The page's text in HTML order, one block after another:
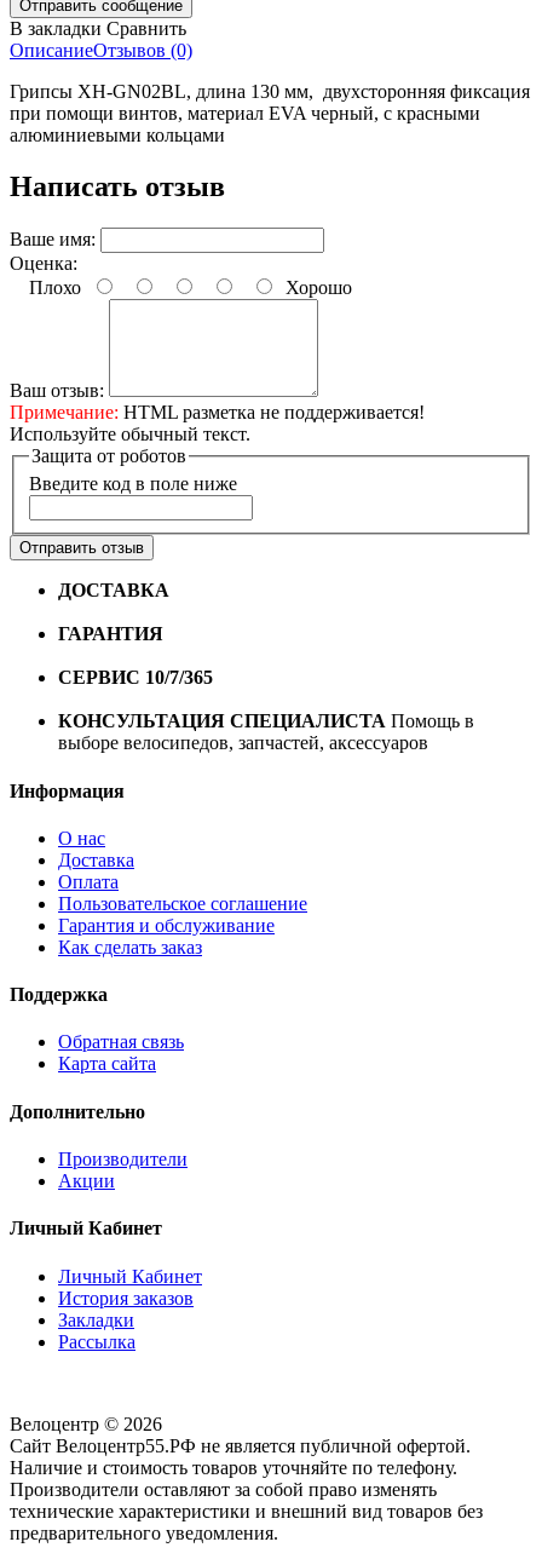
В закладки Сравнить
ОписаниеОтзывов (0)
Грипсы XH-GN02BL, длина 130 мм, двухсторонняя фиксация
при помощи винтов, материал EVA черный, с красными
алюминиевыми кольцами
Написать отзыв
Ваше имя:
Оценка:
Плохо
Хорошо
Ваш отзыв:
Примечание: HTML разметка не поддерживается!
Используйте обычный текст.
Защита от роботов
Введите код в поле ниже
Отправить отзыв
ДОСТАВКА
ГАРАНТИЯ
СЕРВИС 10/7/365
КОНСУЛЬТАЦИЯ СПЕЦИАЛИСТА Помощь в
выборе велосипедов, запчастей, аксессуаров
Информация
О нас
Доставка
Оплата
Пользовательское соглашение
Гарантия и обслуживание
Как сделать заказ
Поддержка
Обратная связь
Карта сайта
Дополнительно
Производители
Акции
Личный Кабинет
Личный Кабинет
История заказов
Закладки
Рассылка
Велоцентр © 2026
Сайт Велоцентр55.РФ не является публичной офертой.
Наличие и стоимость товаров уточняйте по телефону.
Производители оставляют за собой право изменять
технические характеристики и внешний вид товаров без
предварительного уведомления.